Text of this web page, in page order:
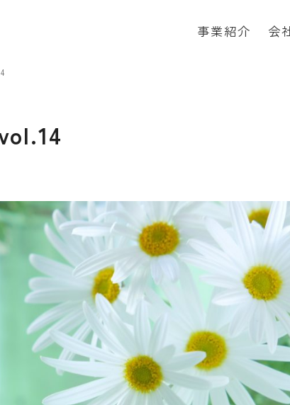
事業紹介 会